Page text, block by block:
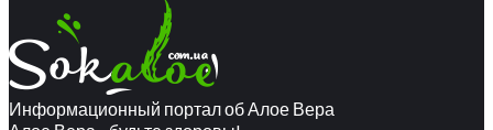
Информационный портал об Алое Вера